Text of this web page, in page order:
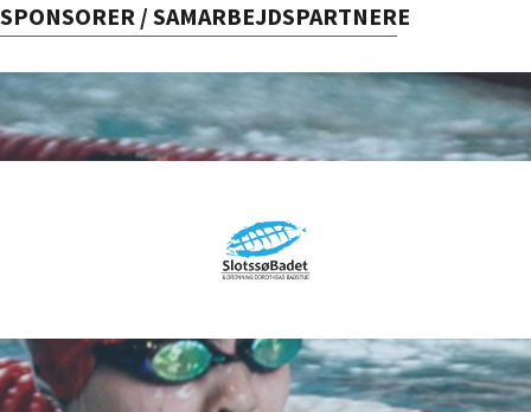
SPONSORER / SAMARBEJDSPARTNERE